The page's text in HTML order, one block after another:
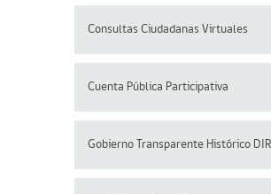
Consultas Ciudadanas Virtuales
Cuenta Pública Participativa
Gobierno Transparente Histórico